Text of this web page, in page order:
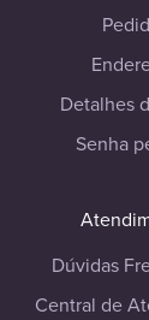
Detalhes
Senha
Dúvidas
Central de